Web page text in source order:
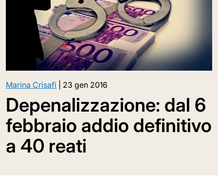
Marina Crisafi 23 gen 2016
Depenalizzazione: dal 6
febbraio addio definitivo
a 40 reati